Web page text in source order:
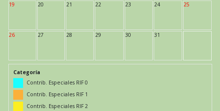
19 20 21 22 23 24 25
26 27 28 29 30 31
Categoría
Contrib. Especiales RIF 0
Contrib. Especiales RIF 1
Contrib. Especiales RIF 2